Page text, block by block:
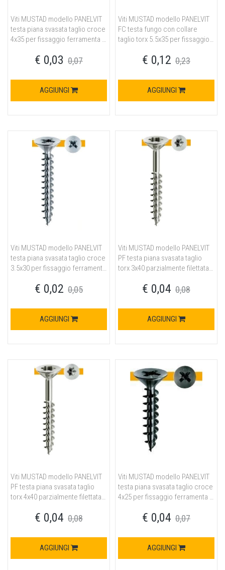
Viti MUSTAD modello PANELVIT
testa piana svasata taglio croce
4x35 per fissaggio ferramenta in
€ 0,03 0,07
AGGIUNGI
Viti MUSTAD modello PANELVIT
FC testa fungo con collare
taglio torx 5.5x35 per fissaggio
neroplus€ 0,12 0,23
AGGIUNGI
Viti MUSTAD modello PANELVIT
testa piana svasata taglio croce
3.5x30 per fissaggio ferramenta
€ 0,02 0,05
AGGIUNGI
Viti MUSTAD modello PANELVIT
PF testa piana svasata taglio
torx 3x40 parzialmente filettata
acciaio finitura chromiting
€ 0,04 0,08
AGGIUNGI
Viti MUSTAD modello PANELVIT
PF testa piana svasata taglio
torx 4x40 parzialmente filettata
acciaio finitura chromiting
€ 0,04 0,08
AGGIUNGI
Viti MUSTAD modello PANELVIT
testa piana svasata taglio croce
4x25 per fissaggio ferramenta in
€ 0,04 0,07
AGGIUNGI